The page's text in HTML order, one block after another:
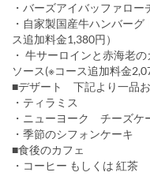
・バーズアイバッファロー
・自家製国産牛ハンバー
ス追加料金1,380円）
・ 牛サーロインと赤海老
ソース(※コース追加料金
■デザート 下記より一品お
・ティラミス
・ニューヨーク チーズケ
・季節のシフォンケーキ
■食後のカフェ
・コーヒー もしくは 紅茶